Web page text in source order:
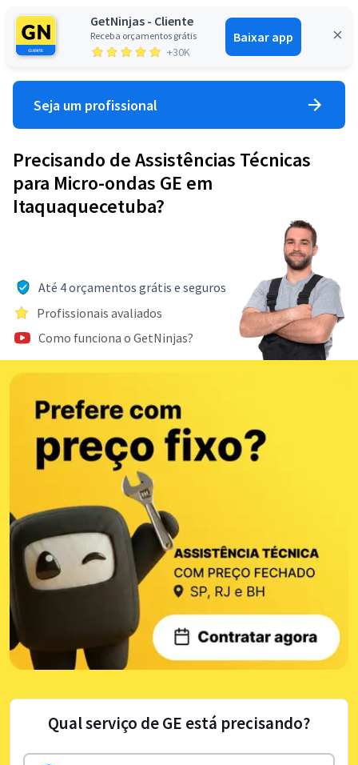
GetNinjas - Cliente
Receba orçamentos grátis
+30K
Baixar app
Entrar
Seja um profissional
Precisando de Assistências Técnicas
para Micro-ondas GE em
Itaquaquecetuba?
Até 4 orçamentos grátis e seguros
Profissionais avaliados
Como funciona o GetNinjas?
Qual serviço de GE está precisando?